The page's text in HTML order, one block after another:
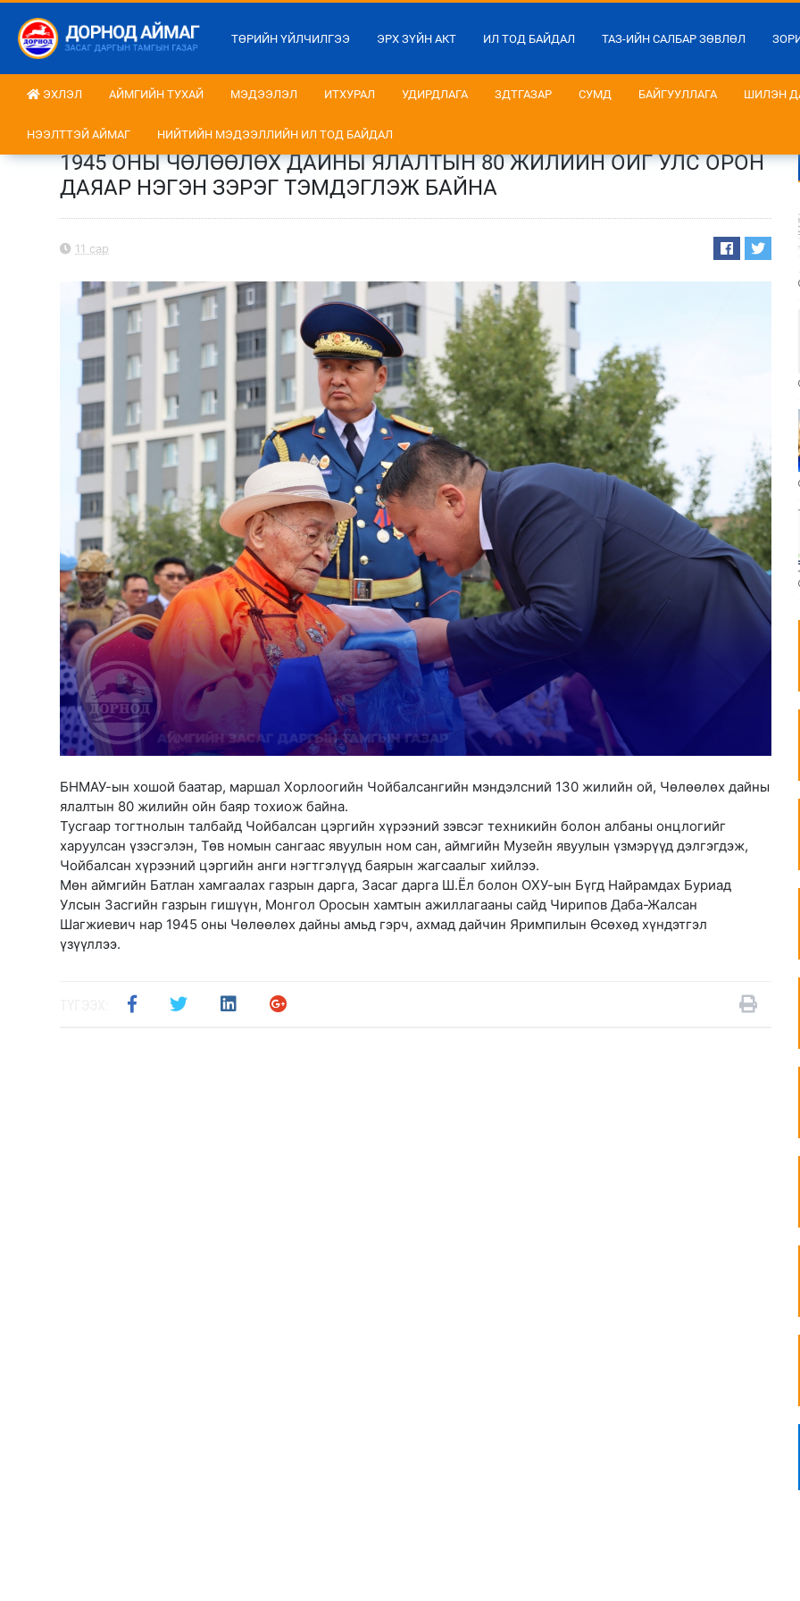
ТӨРИЙН ҮЙЛЧИЛГЭЭ ЭРХ ЗҮЙН АКТ ИЛ ТОД БАЙДАЛ ТАЗ-ИЙН САЛБАР ЗӨВЛӨЛ
ЭХЛЭЛ АЙМГИЙН ТУХАЙ МЭДЭЭЛЭЛ ИТХУРАЛ УДИРДЛАГА ЗДТГАЗАР СУМД БАЙГУУЛЛАГА ШИЛЭН
НЭЭЛТТЭЙ АЙМАГ НИЙТИЙН МЭДЭЭЛЛИЙН ИЛ ТОД БАЙДАЛ
1945 ОНЫ ЧӨЛӨӨЛӨХ ДАЙНЫ ЯЛАЛТЫН 80 ЖИЛИЙН ОЙГ УЛС ОРОН
ДАЯАР НЭГЭН ЗЭРЭГ ТЭМДЭГЛЭЖ БАЙНА
11 сар
БНМАУ-ын хошой баатар, маршал Хорлоогийн Чойбалсангийн мэндэлсний 130 жилийн ой, Чөлөөлөх дайны
ялалтын 80 жилийн ойн баяр тохиож байна.
Тусгаар тогтнолын талбайд Чойбалсан цэргийн хүрээний зэвсэг техникийн болон албаны онцлогийг
харуулсан үзэсгэлэн, Төв номын сангаас явуулын ном сан, аймгийн Музейн явуулын үзмэрүүд дэлгэгдэж,
Чойбалсан хүрээний цэргийн анги нэгтгэлүүд баярын жагсаалыг хийлээ.
Мөн аймгийн Батлан хамгаалах газрын дарга, Засаг дарга Ш.Ёл болон ОХУ-ын Бүгд Найрамдах Буриад
Улсын Засгийн газрын гишүүн, Монгол Оросын хамтын ажиллагааны сайд Чирипов Даба-Жалсан
Шагжиевич нар 1945 оны Чөлөөлөх дайны амьд гэрч, ахмад дайчин Яримпилын Өсөхөд хүндэтгэл
үзүүллээ.